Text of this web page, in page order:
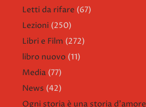
Letti da rifare (67)
Lezioni (250)
Libri e Film (272)
libro nuovo (11)
Media (77)
News (42)
Ogni storia è una storia d'amore